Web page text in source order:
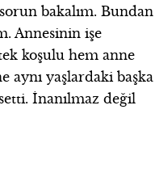
bakalım. Bundan
Annesinin işe
koşulu hem anne
aynı yaşlardaki başka
İnanılmaz değil